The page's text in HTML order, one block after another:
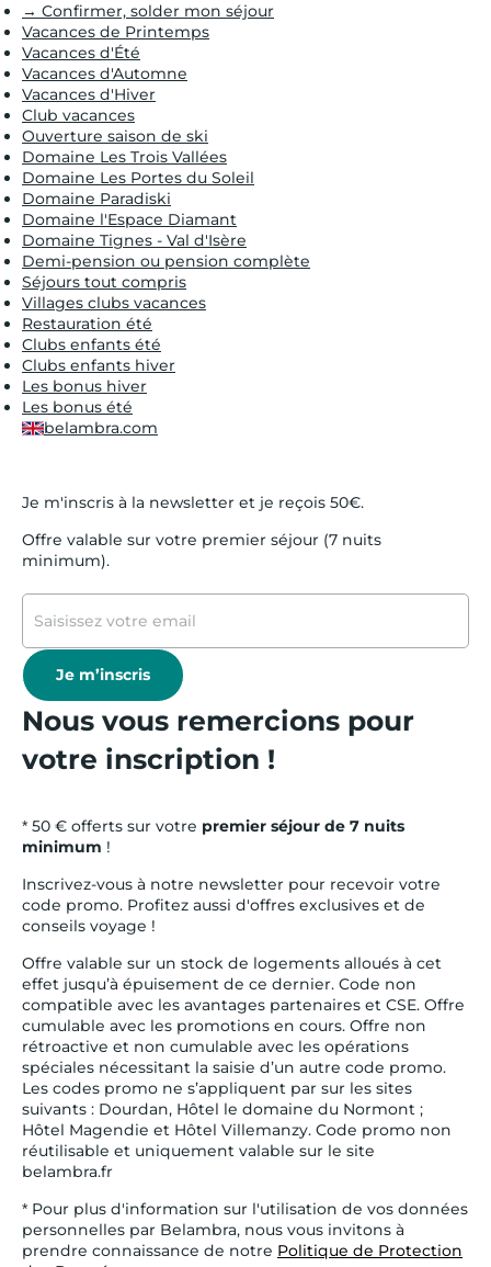
→ Confirmer, solder mon séjour
Vacances de Printemps
Vacances d'Été
Vacances d'Automne
Vacances d'Hiver
Club vacances
Ouverture saison de ski
Domaine Les Trois Vallées
Domaine Les Portes du Soleil
Domaine Paradiski
Domaine l'Espace Diamant
Domaine Tignes - Val d'Isère
Demi-pension ou pension complète
Séjours tout compris
Villages clubs vacances
Restauration été
Clubs enfants été
Clubs enfants hiver
Les bonus hiver
Les bonus été
belambra.com
Je m'inscris à la newsletter et je reçois 50€.
Offre valable sur votre premier séjour (7 nuits
minimum).
Je m’inscris
Nous vous remercions pour
votre inscription !
* 50 € offerts sur votre premier séjour de 7 nuits
minimum !
Inscrivez-vous à notre newsletter pour recevoir votre
code promo. Profitez aussi d'offres exclusives et de
conseils voyage !
Offre valable sur un stock de logements alloués à cet
effet jusqu’à épuisement de ce dernier. Code non
compatible avec les avantages partenaires et CSE. Offre
cumulable avec les promotions en cours. Offre non
rétroactive et non cumulable avec les opérations
spéciales nécessitant la saisie d’un autre code promo.
Les codes promo ne s’appliquent par sur les sites
suivants : Dourdan, Hôtel le domaine du Normont ;
Hôtel Magendie et Hôtel Villemanzy. Code promo non
réutilisable et uniquement valable sur le site
belambra.fr
* Pour plus d'information sur l'utilisation de vos données
personnelles par Belambra, nous vous invitons à
prendre connaissance de notre Politique de Protection